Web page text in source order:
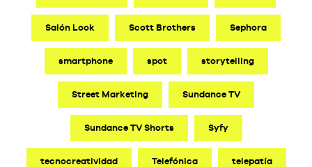
Salón Look Scott Brothers Sephora
smartphone spot storytelling
Street Marketing Sundance TV
Sundance TV Shorts Syfy
tecnocreatividad Telefónica telepatía